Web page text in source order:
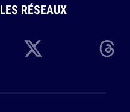
LES RÉSEAUX